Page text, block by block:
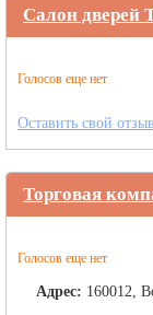
Салон дверей
Голосов еще нет
Оставить свой отзыв
Торговая
Голосов еще нет
Адрес: 160012,